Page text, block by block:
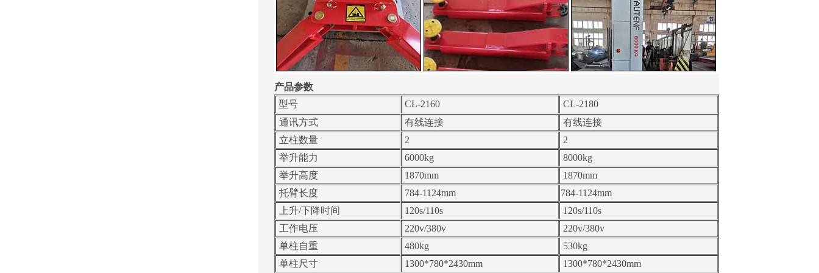
产品参数
型号
CL-2160
CL-2180
通讯方式
有线连接
有线连接
立柱数量
2
2
举升能力
6000kg
8000kg
举升高度
1870mm
1870mm
托臂长度
784-1124mm
784-1124mm
上升/下降时间
120s/110s
120s/110s
工作电压
220v/380v
220v/380v
单柱自重
480kg
530kg
单柱尺寸
1300*780*2430mm 1300*780*2430mm